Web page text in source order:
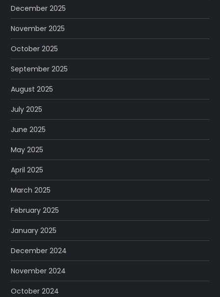
December 2025
November 2025
October 2025
September 2025
August 2025
July 2025
June 2025
May 2025
April 2025
March 2025
February 2025
January 2025
December 2024
November 2024
October 2024